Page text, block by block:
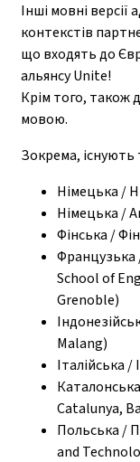
Інші мовні версії
контекстів
що входять до
альянсу Unite!
Крім того, також
мовою.
Зокрема, існують
Німецька /
Німецька /
Фінська /
Французька
School of
Grenoble)
Malang)
Італійська
Catalunya,
Польська /
and